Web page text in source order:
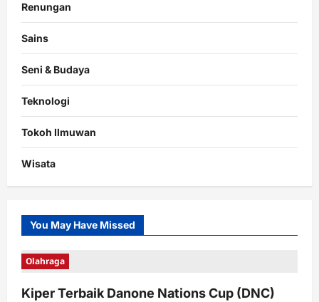
Renungan
Sains
Seni & Budaya
Teknologi
Tokoh Ilmuwan
Wisata
You May Have Missed
Olahraga
Kiper Terbaik Danone Nations Cup (DNC)